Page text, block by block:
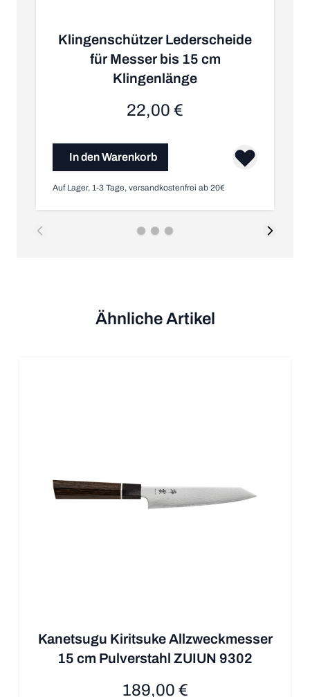
Klingenschützer Lederscheide
für Messer bis 15 cm
Klingenlänge
22,00 €
In den Warenkorb
Auf Lager, 1-3 Tage, versandkostenfrei ab 20€
Ähnliche Artikel
Kanetsugu Kiritsuke Allzweckmesser
15 cm Pulverstahl ZUIUN 9302
189,00 €